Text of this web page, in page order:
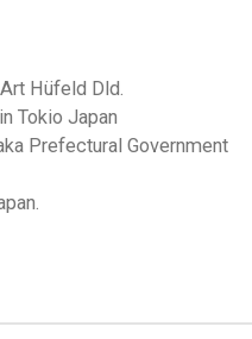
Hüfeld Dld.
Tokio Japan
Prefectural Government